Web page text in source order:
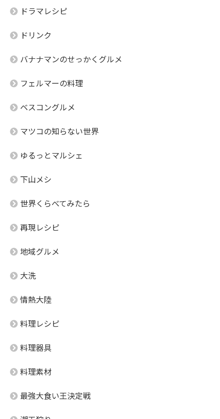
ドラマレシピ
ドリンク
バナナマンのせっかくグルメ
フェルマーの料理
ベスコングルメ
マツコの知らない世界
ゆるっとマルシェ
下山メシ
世界くらべてみたら
再現レシピ
地域グルメ
大洗
情熱大陸
料理レシピ
料理器具
料理素材
最強大食い王決定戦